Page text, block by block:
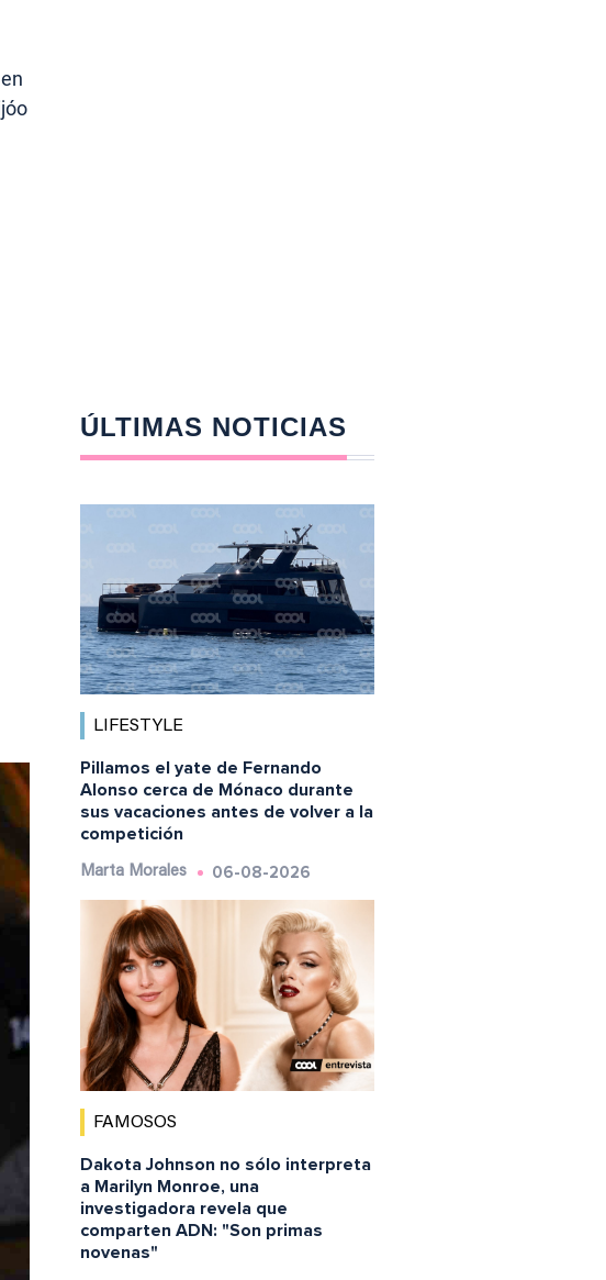
ÚLTIMAS NOTICIAS
LIFESTYLE
Pillamos el yate de Fernando
Alonso cerca de Mónaco durante
sus vacaciones antes de volver a la
competición
Marta Morales 06-08-2026
FAMOSOS
Dakota Johnson no sólo interpreta
a Marilyn Monroe, una
investigadora revela que
comparten ADN: "Son primas
novenas"